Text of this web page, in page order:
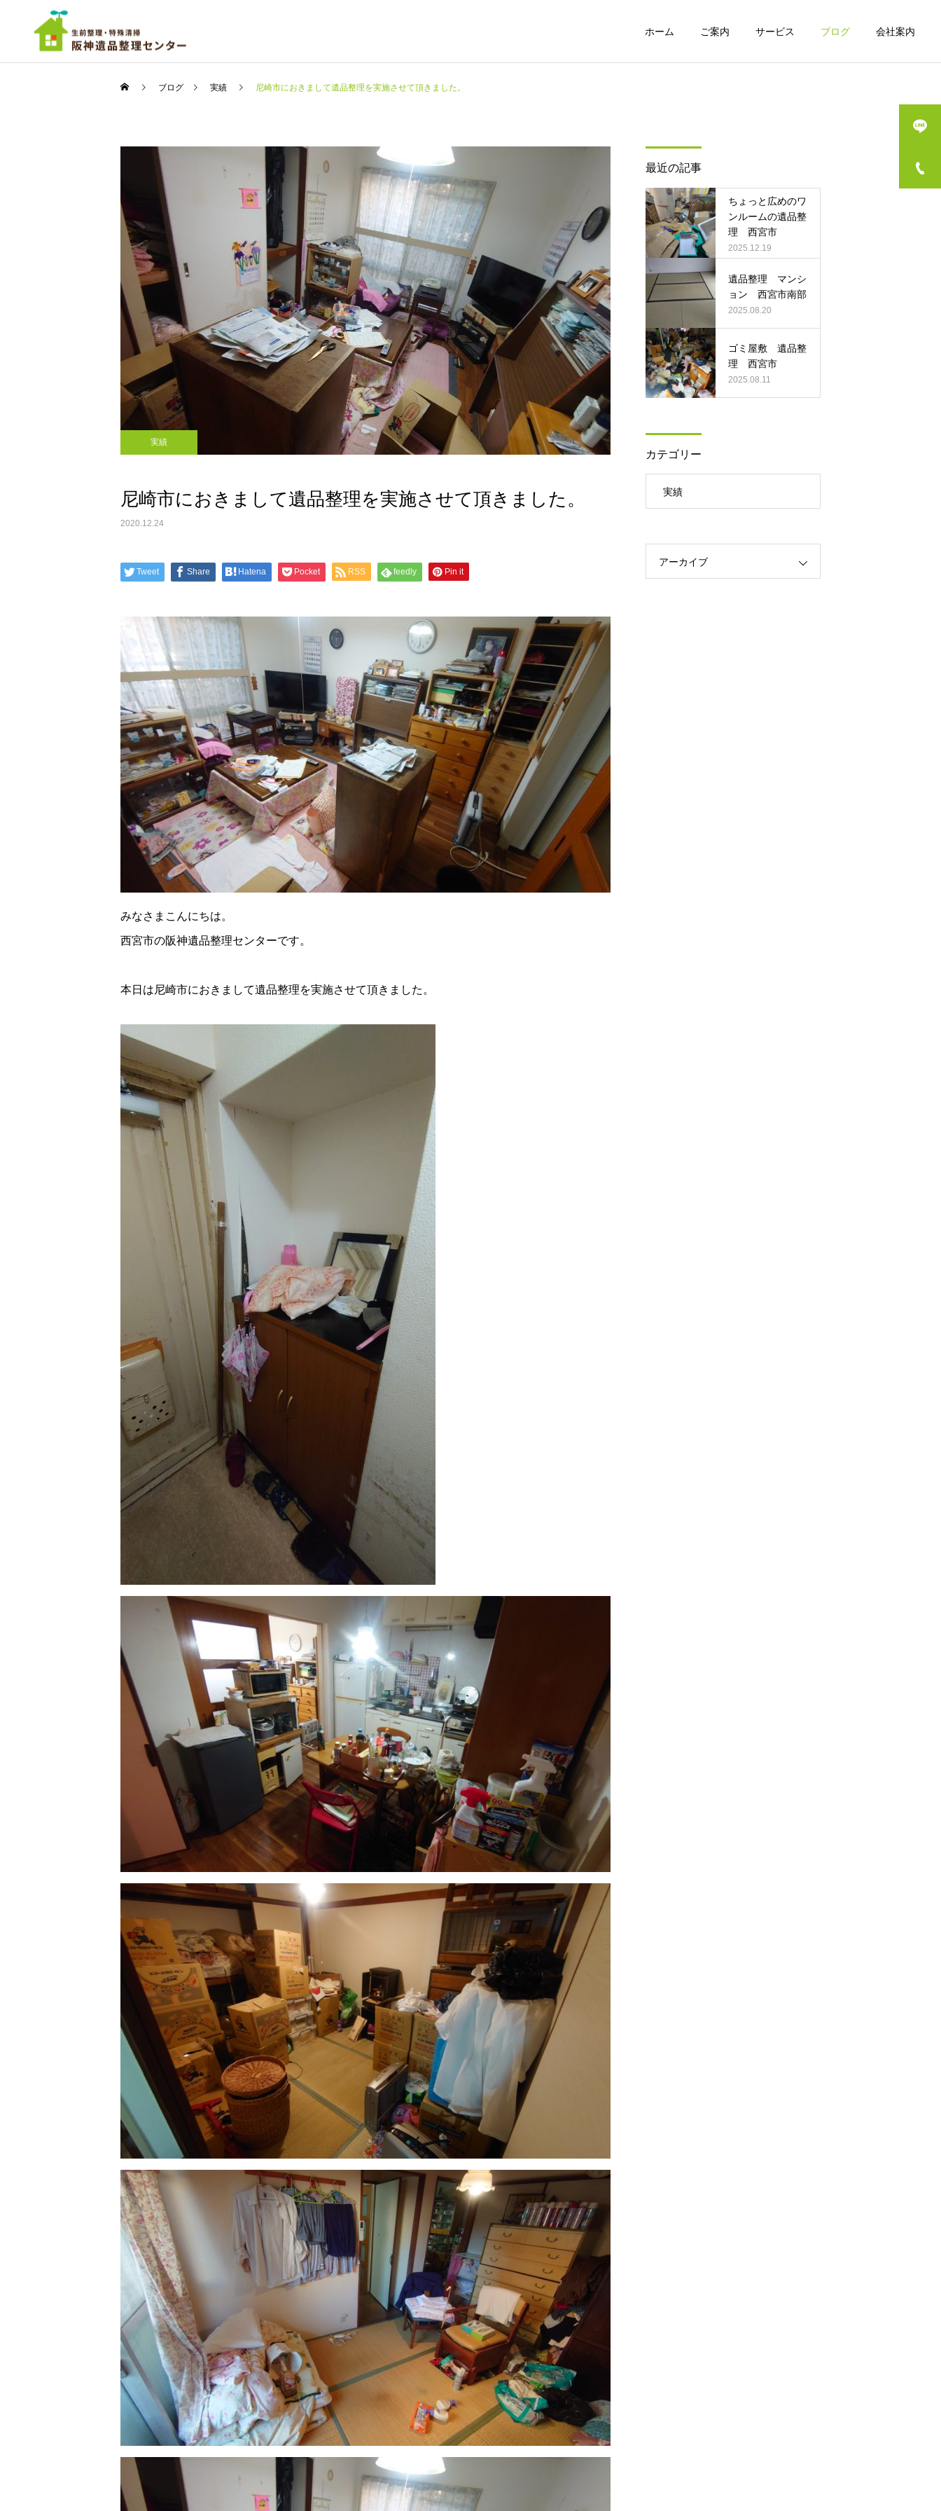
ホーム ご案内 サービス ブログ 会社案内
料金
供養
ゴミ屋敷の片付け 空き家清掃 ハウスクリーニング
ちょっと広めのワンルーム
の遺品整理 西宮市
実績
遺品整理 マンション 西
宮市南部
ゴミ屋敷 遺品整理 西宮
ワンルームマンションの遺
品整理
ブログ 実績 尼崎市におきまして遺品整理を実施させて頂きました。
実績
尼崎市におきまして遺品整理を実施させて頂きました。
2020.12.24
Tweet Share Hatena Pocket RSS feedly Pin it
みなさまこんにちは。
西宮市の阪神遺品整理センターです。
本日は尼崎市におきまして遺品整理を実施させて頂きました。
最近の記事
ちょっと広めのワ
ンルームの遺品整
理 西宮市
2025.12.19
遺品整理 マンシ
ョン 西宮市南部
2025.08.20
ゴミ屋敷 遺品整
理 西宮市
2025.08.11
カテゴリー
実績
アーカイブ